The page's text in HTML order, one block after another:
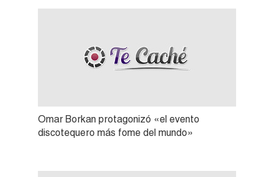
Omar Borkan protagonizó «el evento
discotequero más fome del mundo»